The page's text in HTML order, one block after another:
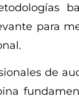
para
de